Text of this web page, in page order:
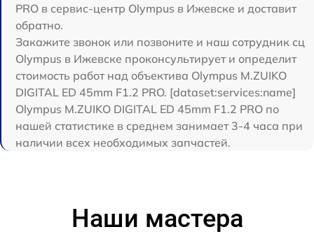
PRO в сервис-центр Olympus в Ижевске и доставит
обратно.
Закажите звонок или позвоните и наш сотрудник сц
Olympus в Ижевске проконсультирует и определит
стоимость работ над объектива Olympus M.ZUIKO
DIGITAL ED 45mm F1.2 PRO. [dataset:services:name]
Olympus M.ZUIKO DIGITAL ED 45mm F1.2 PRO по
нашей статистике в среднем занимает 3-4 часа при
наличии всех необходимых запчастей.
Наши мастера